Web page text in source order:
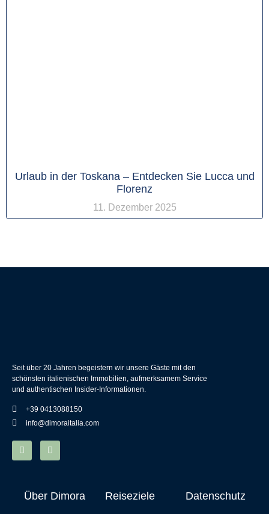
Urlaub in der Toskana – Entdecken Sie Lucca und
Florenz
11. Dezember 2025
Seit über 20 Jahren begeistern wir unsere Gäste mit den
schönsten italienischen Immobilien, aufmerksamem Service
und authentischen Insider-Informationen.
+39 0413088150
info@dimoraitalia.com
Über Dimora Reiseziele Datenschutz